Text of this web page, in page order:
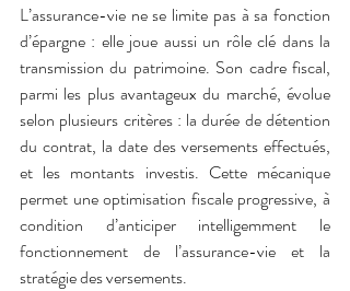
L’assurance-vie ne se limite pas à sa fonction
d’épargne : elle joue aussi un rôle clé dans la
transmission du patrimoine. Son cadre fiscal,
parmi les plus avantageux du marché, évolue
selon plusieurs critères : la durée de détention
du contrat, la date des versements effectués,
et les montants investis. Cette mécanique
permet une optimisation fiscale progressive, à
condition d’anticiper intelligemment le
fonctionnement de l’assurance-vie et la
stratégie des versements.